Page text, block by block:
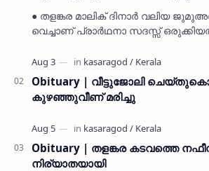
● തളങ്കര മാലിക് ദിനാർ വലിയ
വെച്ചാണ് പ്രാർഥനാ സദസ്സ്
നൽകി കാസ…
Obituary | വീട്ടുജോലി
കുഴഞ്ഞുവീണ് മരിച്ചു
Obituary | തളങ്കര കടവത്തെ
നിര്യാതയായി